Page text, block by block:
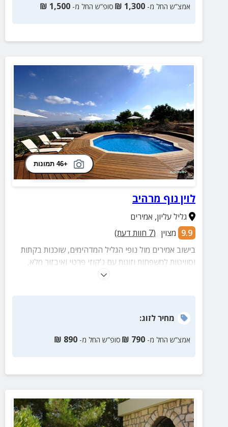
אמצ”ש החל מ- 1,300
₪ סופ”ש החל מ- 1,500
₪
+46 תמונות
לוין נוף מרהיב
גליל עליון, אמירים
9.9 מצוין (
7 חוות דעת)
בישוב אמירים מול נופי הגליל המדהימים, שוכנות בקתות
וסוויטות למשפחות וזוגות עם ג'קוזי פרטי ואיבזור מלא,
חצר מושקעת עם בריכה מרעננת, שולחנות משחק ועוד
מחירלזוג:
אמצ”ש החל מ- 790
₪ סופ”ש החל מ- 890
₪